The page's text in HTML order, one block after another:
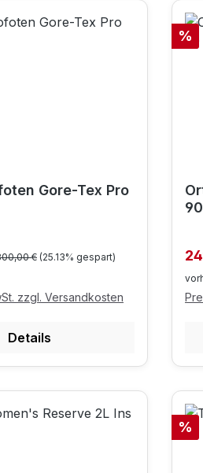
Gore-Tex Pro
Preis:
€ (25.13% gespart)
zzgl. Versandkosten
Details
%
%